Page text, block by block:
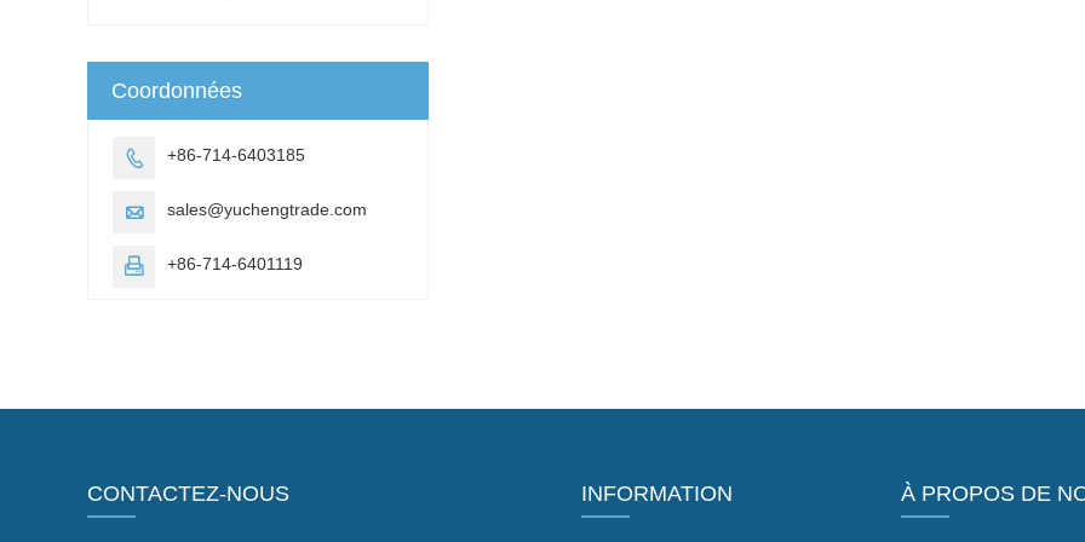
Coordonnées
 +86-714-6403185
 sales@yuchengtrade.com
 +86-714-6401119
CONTACTEZ-NOUS INFORMATION À PROPOS DE